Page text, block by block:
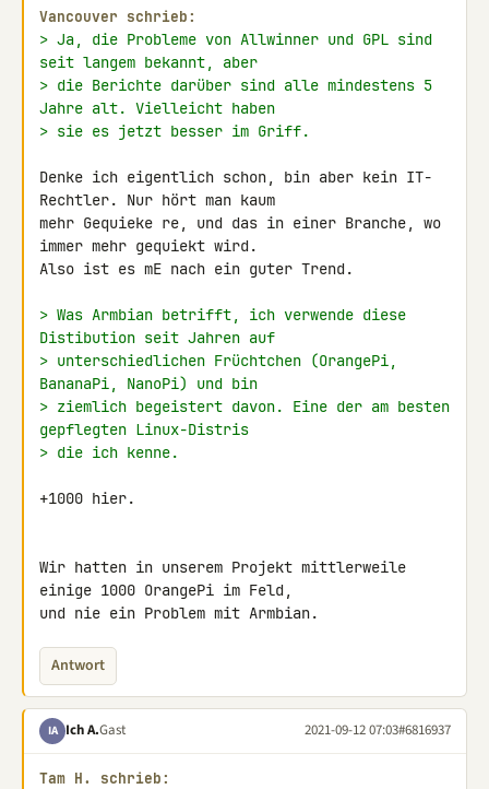
Vancouver schrieb:
> Ja, die Probleme von Allwinner und GPL sind
seit langem bekannt, aber
> die Berichte darüber sind alle mindestens 5
Jahre alt. Vielleicht haben
> sie es jetzt besser im Griff.
Denke ich eigentlich schon, bin aber kein IT-
Rechtler. Nur hört man kaum
mehr Gequieke re, und das in einer Branche, wo
immer mehr gequiekt wird.
Also ist es mE nach ein guter Trend.
> Was Armbian betrifft, ich verwende diese
Distibution seit Jahren auf
> unterschiedlichen Früchtchen (OrangePi,
BananaPi, NanoPi) und bin
> ziemlich begeistert davon. Eine der am besten
gepflegten Linux-Distris
> die ich kenne.
+1000 hier.
Wir hatten in unserem Projekt mittlerweile
einige 1000 OrangePi im Feld,
und nie ein Problem mit Armbian.
Antwort
IA Ich A.Gast 2021-09-12 07:03#6816937
Tam H. schrieb: